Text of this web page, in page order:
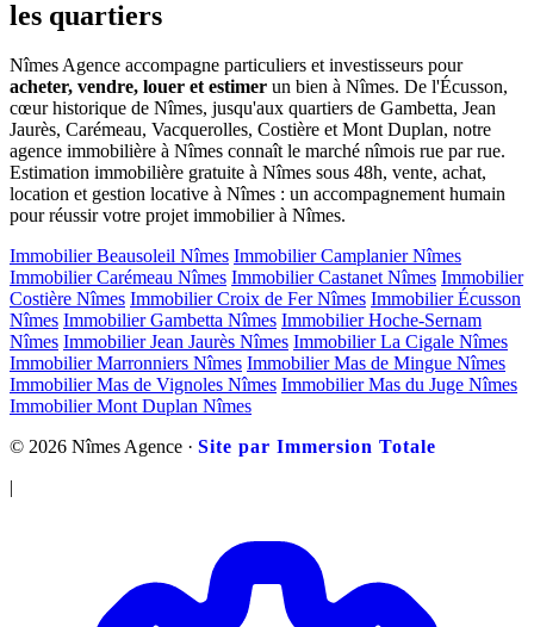
les quartiers
Nîmes Agence accompagne particuliers et investisseurs pour
acheter, vendre, louer et estimer un bien à Nîmes. De l'Écusson,
cœur historique de Nîmes, jusqu'aux quartiers de Gambetta, Jean
Jaurès, Carémeau, Vacquerolles, Costière et Mont Duplan, notre
agence immobilière à Nîmes connaît le marché nîmois rue par rue.
Estimation immobilière gratuite à Nîmes sous 48h, vente, achat,
location et gestion locative à Nîmes : un accompagnement humain
pour réussir votre projet immobilier à Nîmes.
Immobilier Beausoleil Nîmes Immobilier Camplanier Nîmes
Immobilier Carémeau Nîmes Immobilier Castanet Nîmes Immobilier
Costière Nîmes Immobilier Croix de Fer Nîmes Immobilier Écusson
Nîmes Immobilier Gambetta Nîmes Immobilier Hoche-Sernam
Nîmes Immobilier Jean Jaurès Nîmes Immobilier La Cigale Nîmes
Immobilier Marronniers Nîmes Immobilier Mas de Mingue Nîmes
Immobilier Mas de Vignoles Nîmes Immobilier Mas du Juge Nîmes
Immobilier Mont Duplan Nîmes
© 2026 Nîmes Agence · Site par Immersion Totale
|